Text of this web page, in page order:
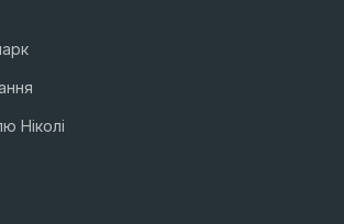
Ніколі